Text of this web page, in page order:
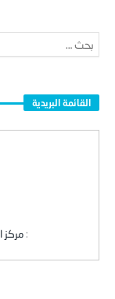
القائمة البريدية
: مركز